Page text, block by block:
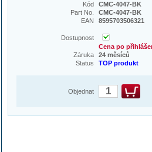
Kód
CMC-4047-BK
Part No.
CMC-4047-BK
EAN
8595703506321
Dostupnost
Cena po
Záruka
24 měsíců
Status
TOP produkt
Objednat